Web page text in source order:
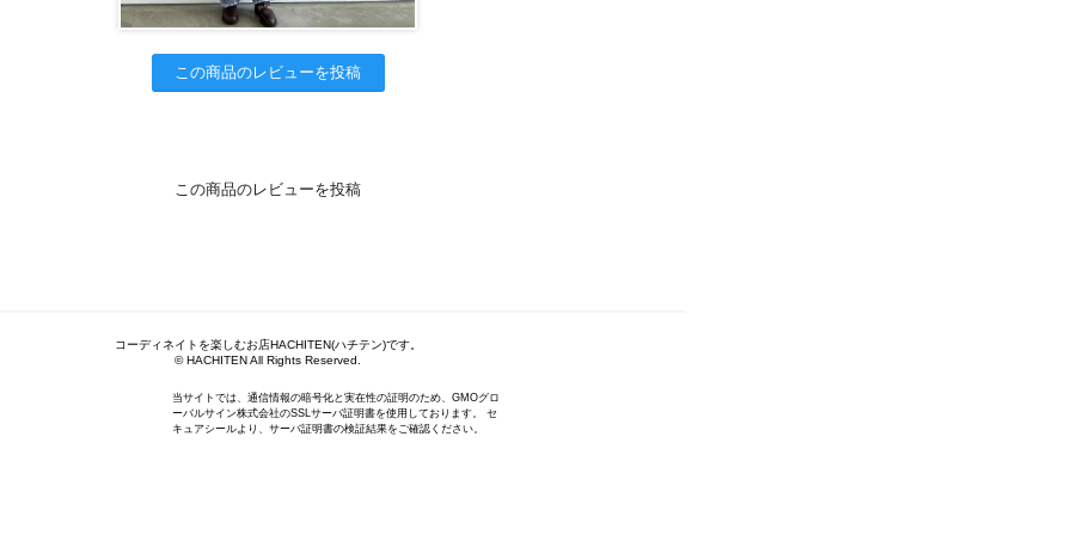
この商品のレビューを投稿
この商品のレビューを投稿
コーディネイトを楽しむお店HACHITEN(ハチテン)です。
© HACHITEN All Rights Reserved.
当サイトでは、通信情報の暗号化と実在性の証明のため、GMOグロ
ーバルサイン株式会社のSSLサーバ証明書を使用しております。 セ
キュアシールより、サーバ証明書の検証結果をご確認ください。